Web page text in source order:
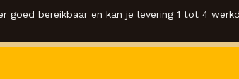
goed bereikbaar en kan je levering 1 tot 4